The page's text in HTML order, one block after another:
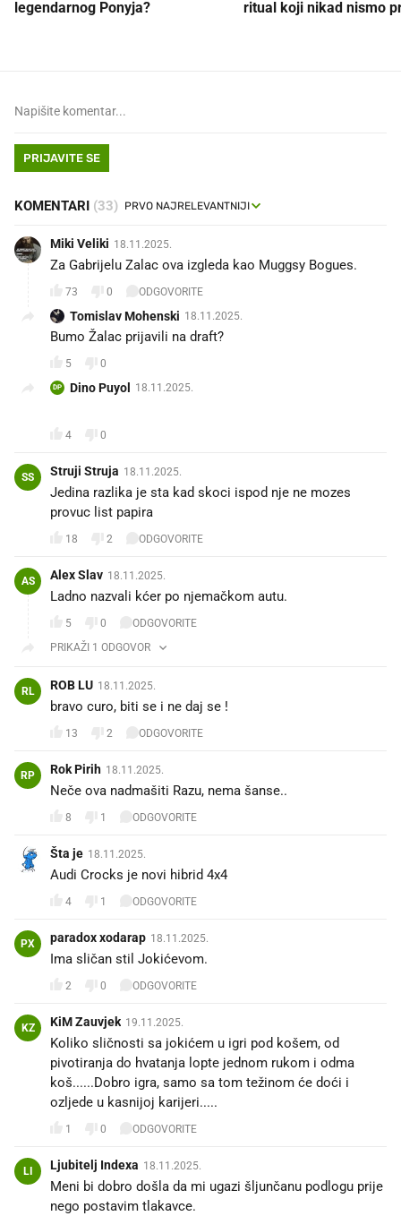
legendarnog Ponyja?
ritual koji nikad nismo
PRIJAVITE SE
KOMENTARI (33)
Miki Veliki 18.11.2025.
Za Gabrijelu Zalac ova izgleda kao Muggsy Bogues.
73 0 ODGOVORITE
Tomislav Mohenski 18.11.2025.
Bumo Žalac prijavili na draft? 😅
5 0
DP Dino Puyol 18.11.2025.
4 0
SS Struji Struja 18.11.2025.
Jedina razlika je sta kad skoci ispod nje ne mozes
provuc list papira
18 2 ODGOVORITE
AS Alex Slav 18.11.2025.
Ladno nazvali kćer po njemačkom autu.
5 0
ODGOVORITE
PRIKAŽI 1 ODGOVOR
RL ROB LU 18.11.2025.
bravo curo, biti se i ne daj se !
13 2 ODGOVORITE
RP Rok Pirih 18.11.2025.
Neče ova nadmašiti Razu, nema šanse..
8 1 ODGOVORITE
Šta je 18.11.2025.
Audi Crocks je novi hibrid 4x4
4 1 ODGOVORITE
PX paradox xodarap 18.11.2025.
Ima sličan stil Jokićevom.
2 0 ODGOVORITE
KZ KiM Zauvjek 19.11.2025.
Koliko sličnosti sa jokićem u igri pod košem, od
pivotiranja do hvatanja lopte jednom rukom i odma
koš......Dobro igra, samo sa tom težinom će doći i
ozljede u kasnijoj karijeri.....
1 0 ODGOVORITE
LI Ljubitelj Indexa 18.11.2025.
Meni bi dobro došla da mi ugazi šljunčanu podlogu prije
nego postavim tlakavce.